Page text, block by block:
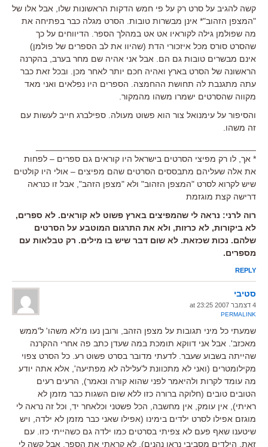
קשה להגיב על סרט רק על פי חמש הדקות הראשונות שלו, אבל אלו של
"המצפן הזהוב"* אינן מבשרות טובות. הסרט מגלה כבר בפתיחה את
מה שפולמן גילה לקוראיו אט אט במהלך הספר. הדיווחים על כך
שהסרט סורס מכל איזכורי הדת (שהיוו את לב הספרים של פולמן)
אינם מבשרים טובות גם הם. אבל אני אהיה שם מחר בערב, בהקרנה
הראשונה של הסרט בארץ ואהיה חכם יותר לאחר מכן. ובכל זאת כבר
עתה מתגנבת לה תחושת ההחמצה. הספרים היו נפלאים ואני מאד
מקווה שהסרטים ישמרו משהו מהמקור.
והסיפור על עימנואל צור הוא פשוט מעולה. ספילברג חייב לעשות עם
זה משהו.
* אך, לו רק מפיצי הסרטים בישראל היו קוראים גם ספרים – לפחות
את אלה שעליהם מתבססים הסרטים שהם מפיצים – אולי היו קולטים
שיש לקרוא לסרט "המצפן הזהוב" ולא "מצפן הזהב", אבל זו כנראה
דרישה קצת מוגזמת
רוה לרני: נראה לי שהמפיצים בארץ פשוט לא קוראים. לא ספרים,
לא ביקורות, לא כרזות, ולא את התרגום המוטבע על הסרטים
שלהם. נכות שכזאת. לא שום דבר שיש בו מילים. רק טבלאות עם
מספרים.
REPLY
סטיבי
4 דצמבר 2007 at 23:25
PERMALINK
שמעתי כל מיני תגובות על מצפן הזהב, ורובן נעו מ'לא משהו' ל'ממש
מאכזב'. אבל אני דווקא תומכת במה שעדן כתב פה אחרי ההקרנה
שהייתה בשבוע שעבר. לדעתי מדובר בסרט פשוט רע. כל הסרט צפוי
מקילומטרים (ואני לא מתכוונת ל'עלילה לא מפתיעה', אלא אתה יודע
מה עומד לקרות ולהיאמר לפני שהוא קורה ונאמר), הרעים רעים
הטובים טובים (חלוקה ברורה כזו ללא שום השגות כבר מזמן לא
ראיתי), אין עומק, אין מחשבה, הכל פשטני וכלאחר יד, וכל זה נראה לי
מוגזם אפילו לסרט ילדים בימינו (אפילו שאני כבר מזמן לא ילדה, ויש
שיטענו שאף פעם לא צפיתי בסרטים כמו ילדה גם כשהייתי כזו. עם
זאת, הילדים מסביבי נראו נהנים). לא קראתי את הספר, אבל קשה לי